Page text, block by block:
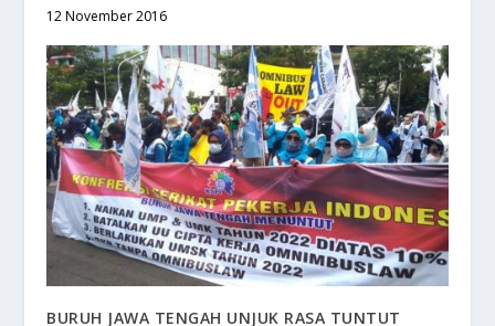
12 November 2016
BURUH JAWA TENGAH UNJUK RASA TUNTUT